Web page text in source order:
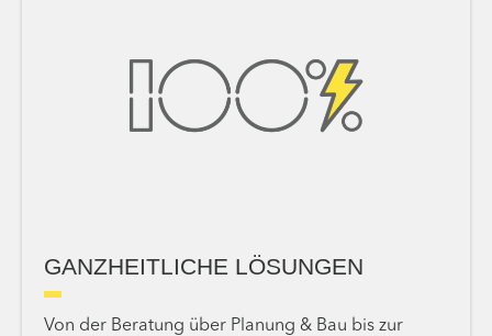
GANZHEITLICHE LÖSUNGEN
Von der Beratung über Planung & Bau bis zur